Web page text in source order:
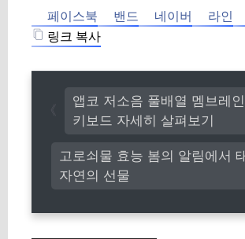
페이스북 밴드 네이버 라인
링크 복사
고로쇠물 효능 봄의 알림에서
자연의 선물
앱코 저소음 풀배열 멤브레
키보드 자세히 살펴보기